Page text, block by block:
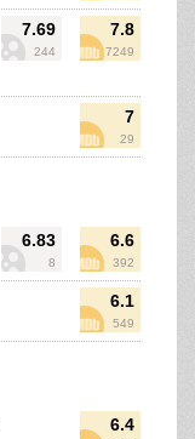
7.69
244
7.8
7249
7
29
6.83
8
6.6
392
6.1
549
6.4